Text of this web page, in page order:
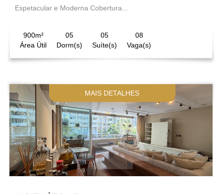
Espetacular e Moderna Cobertura...
900m²
Área Útil
05
Dorm(s)
05
Suíte(s)
08
Vaga(s)
MAIS DETALHES